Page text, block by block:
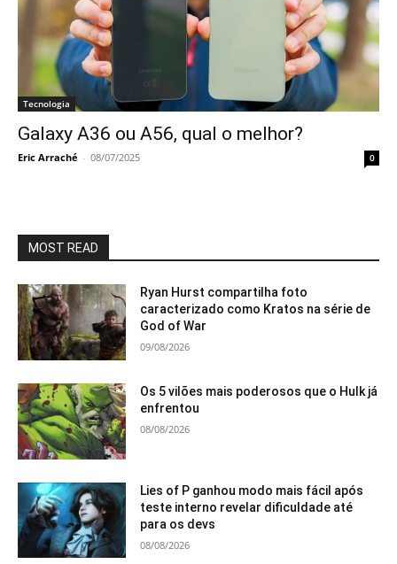
Tecnologia
Galaxy A36 ou A56, qual o melhor?
Eric Arraché - 08/07/2025 0
MOST READ
Ryan Hurst compartilha foto
caracterizado como Kratos na série de
God of War
09/08/2026
Os 5 vilões mais poderosos que o Hulk já
enfrentou
08/08/2026
Lies of P ganhou modo mais fácil após
teste interno revelar dificuldade até
para os devs
08/08/2026